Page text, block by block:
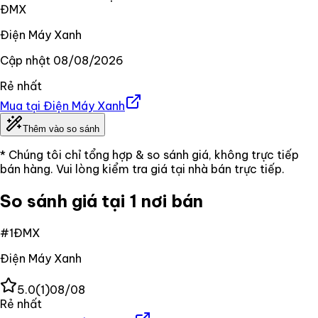
ĐMX
Điện Máy Xanh
Cập nhật 08/08/2026
Rẻ nhất
Mua tại Điện Máy Xanh
Thêm vào so sánh
* Chúng tôi chỉ tổng hợp & so sánh giá, không trực tiếp
bán hàng. Vui lòng kiểm tra giá tại nhà bán trực tiếp.
So sánh giá tại 1 nơi bán
#1ĐMX
Điện Máy Xanh
5.0(1)08/08
Rẻ nhất